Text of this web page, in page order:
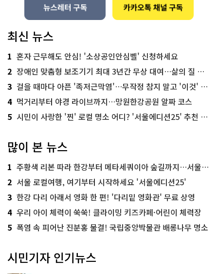
최신 뉴스
1 혼자 근무해도 안심! '소상공인안심벨' 신청하세요
2 장애인 맞춤형 보조기기 최대 3년간 무상 대여…삶의 질 높인다
3 걸을 때마다 아픈 '족저근막염'…무작정 참지 말고 '이것' 해보세요!
4 먹거리부터 야경 라이브까지…망원한강공원 알짜 코스
5 시민이 사랑한 '찐' 로컬 명소 어디? '서울에디션25' 추천 코스
많이 본 뉴스
1 주황색 리본 따라 한강부터 메타세쿼이아 숲길까지…서울둘레길 15코스
2 서울 로컬여행, 여기부터 시작하세요 '서울에디션25'
3 한강 다리 아래서 영화 한 편! '다리밑 영화관' 무료 상영
4 우리 아이 체력이 쑥쑥! 클라이밍 키즈카페·어린이 체력장
5 폭염 속 피어난 진분홍 물결! 국립중앙박물관 배롱나무 명소
시민기자 인기뉴스